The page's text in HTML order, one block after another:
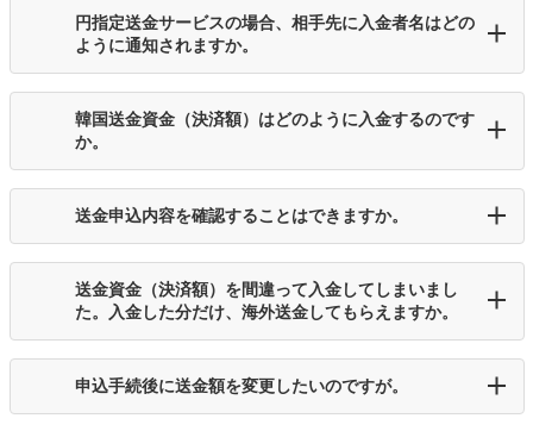
円指定送金サービスの場合、相手先に入金者名はどの
ように通知されますか。
韓国送金資金（決済額）はどのように入金するのです
か。
送金申込内容を確認することはできますか。
送金資金（決済額）を間違って入金してしまいまし
た。入金した分だけ、海外送金してもらえますか。
申込手続後に送金額を変更したいのですが。